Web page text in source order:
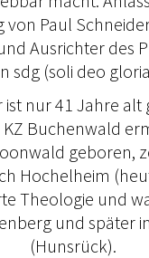
von Paul
Ausrichter des
sdg (soli deo
ist nur 41 Jahre
Buchenwald
geboren,
Hochelheim
Theologie und
und später
(Hunsrück).